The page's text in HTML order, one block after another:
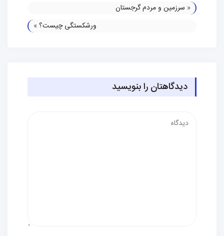
« سرزمین و مردم گرجستان
ورشکستگی چیست؟»
دیدگاهتان را بنویسید